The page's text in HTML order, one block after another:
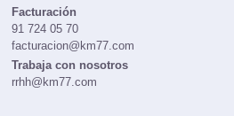
Facturación
91 724 05 70
facturacion@km77.com
Trabaja con nosotros
rrhh@km77.com